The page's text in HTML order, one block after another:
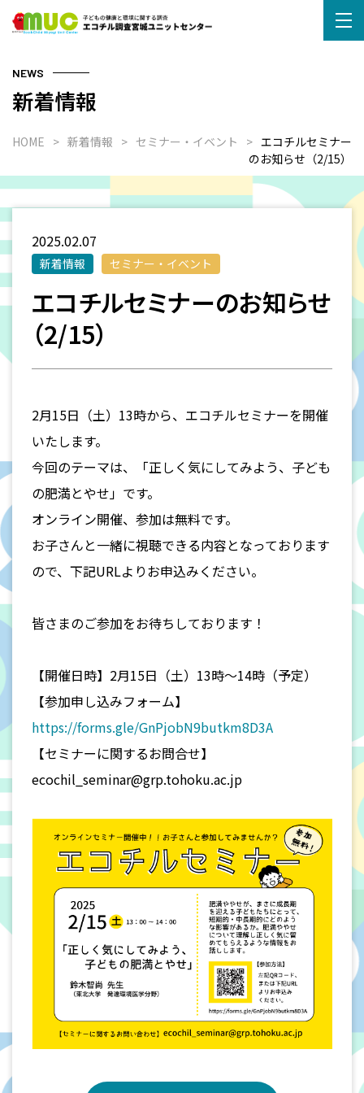
新着情報
NEWS
HOME 新着情報 セミナー・イベント
エコチルセミナー
のお知らせ（2/15）
2025.02.07
新着情報 セミナー・イベント
エコチルセミナーのお知らせ
（2/15）
2月15日（土）13時から、エコチルセミナーを開催
いたします。
今回のテーマは、「正しく気にしてみよう、子ども
の肥満とやせ」です。
オンライン開催、参加は無料です。
お子さんと一緒に視聴できる内容となっております
ので、下記URLよりお申込みください。
皆さまのご参加をお待ちしております！
【開催日時】2月15日（土）13時～14時（予定）
【参加申し込みフォーム】
https://forms.gle/GnPjobN9butkm8D3A
【セミナーに関するお問合せ】
ecochil_seminar@grp.tohoku.ac.jp